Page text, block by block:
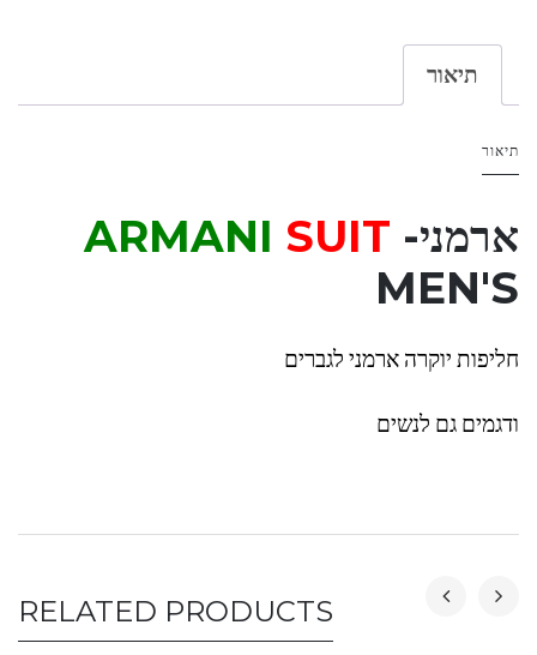
תיאור
תיאור
ארמני- ARMANI SUIT
MEN'S
חליפות יוקרה ארמני לגברים
ודגמים גם לנשים
RELATED PRODUCTS